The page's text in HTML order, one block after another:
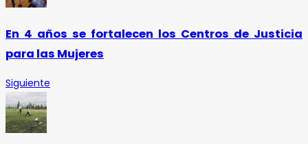
En 4 años se fortalecen los Centros de Justicia
para las Mujeres
Siguiente